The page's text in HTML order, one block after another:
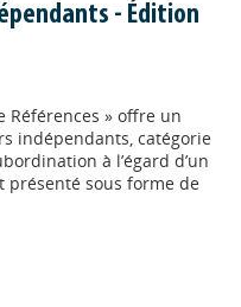
- Édition
Références » offre un
indépendants, catégorie
à l’égard d’un
présenté sous forme de